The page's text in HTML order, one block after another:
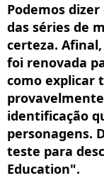
Podemos
das séries de
certeza.
foi renovada
como explicar
identificação
personagens.
teste para
Education".